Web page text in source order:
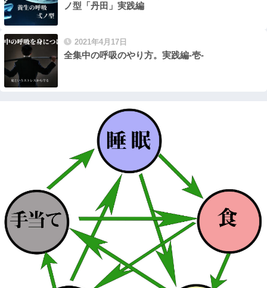
ノ型「丹田」実践編
2021年4月17日
全集中の呼吸のやり方。実践編-壱-